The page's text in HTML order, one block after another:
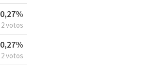
0,27%
2 votos
0,27%
2 votos